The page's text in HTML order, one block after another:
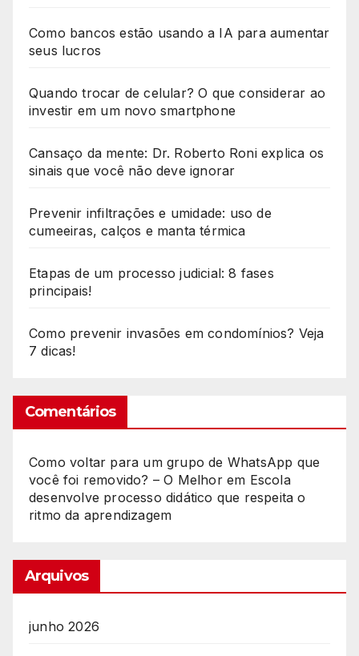
Como bancos estão usando a IA para aumentar
seus lucros
Quando trocar de celular? O que considerar ao
investir em um novo smartphone
Cansaço da mente: Dr. Roberto Roni explica os
sinais que você não deve ignorar
Prevenir infiltrações e umidade: uso de
cumeeiras, calços e manta térmica
Etapas de um processo judicial: 8 fases
principais!
Como prevenir invasões em condomínios? Veja
7 dicas!
Comentários
Como voltar para um grupo de WhatsApp que
você foi removido? – O Melhorem Escola
desenvolve processo didático que respeita o
ritmo da aprendizagem
Arquivos
junho 2026